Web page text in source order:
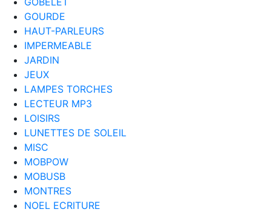
GOURDE
HAUT-PARLEURS
IMPERMEABLE
JARDIN
JEUX
LAMPES TORCHES
LECTEUR MP3
LOISIRS
LUNETTES DE SOLEIL
MISC
MOBPOW
MOBUSB
MONTRES
NOEL ECRITURE